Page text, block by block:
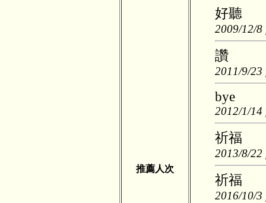
推薦人次
好聽
2009/12/8
讚
2011/9/23
bye
2012/1/14
祈福
2013/8/22
祈福
2016/10/3